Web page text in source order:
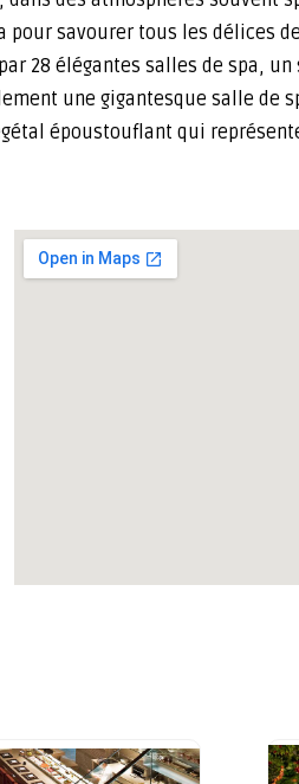
savourer tous les délices
28 élégantes salles de spa,
une gigantesque salle de
époustouflant qui